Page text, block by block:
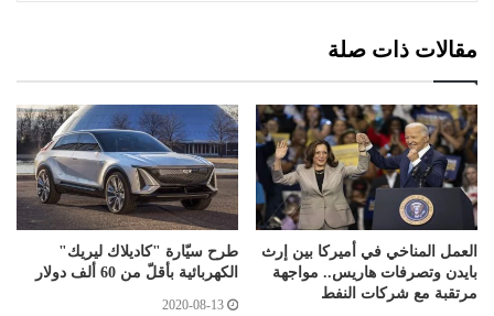
مقالات ذات صلة
العمل المناخي في أميركا بين إرث
بايدن وتصرفات هاريس.. مواجهة
مرتقبة مع شركات النفط
طرح سيّارة "كاديلاك ليريك"
الكهربائية بأقلّ من 60 ألف دولار
2020-08-13